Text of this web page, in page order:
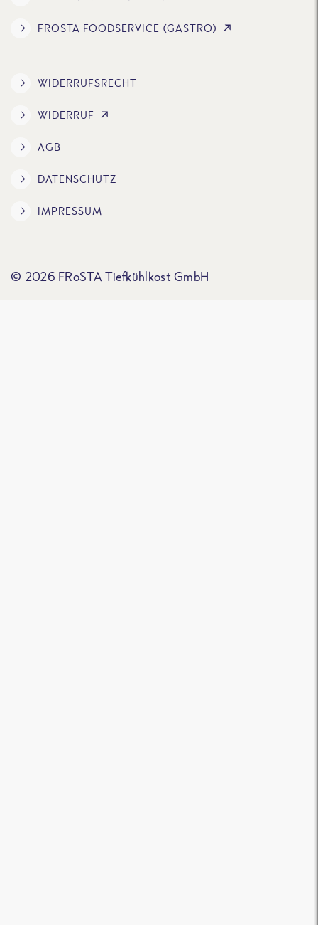
FROSTA FOODSERVICE (GASTRO)
WIDERRUFSRECHT
WIDERRUF
AGB
DATENSCHUTZ
IMPRESSUM
© 2026 FRoSTA Tiefkühlkost GmbH